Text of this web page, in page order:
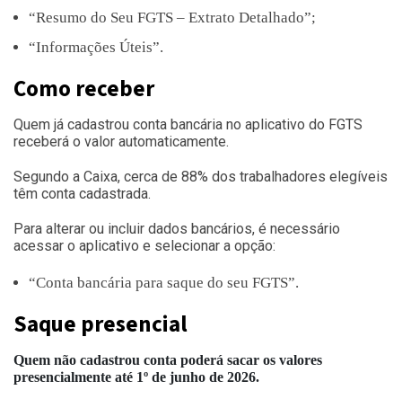
“Resumo do Seu FGTS – Extrato Detalhado”;
“Informações Úteis”.
Como receber
Quem já cadastrou conta bancária no aplicativo do FGTS
receberá o valor automaticamente.
Segundo a Caixa, cerca de 88% dos trabalhadores elegíveis
têm conta cadastrada.
Para alterar ou incluir dados bancários, é necessário
acessar o aplicativo e selecionar a opção:
“Conta bancária para saque do seu FGTS”.
Saque presencial
Quem não cadastrou conta poderá sacar os valores
presencialmente até 1º de junho de 2026.